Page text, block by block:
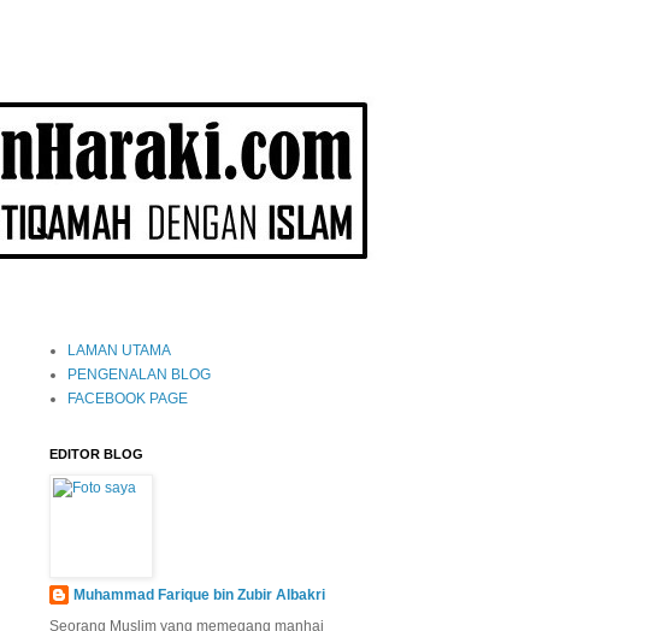
LAMAN UTAMA
PENGENALAN BLOG
FACEBOOK PAGE
EDITOR BLOG
Muhammad Farique bin Zubir Albakri
Seorang Muslim yang memegang manhaj